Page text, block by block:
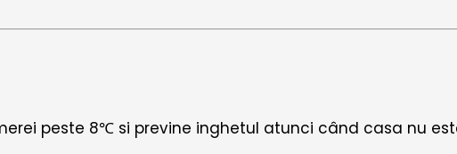
peste 8℃ si previne inghetul atunci când casa nu